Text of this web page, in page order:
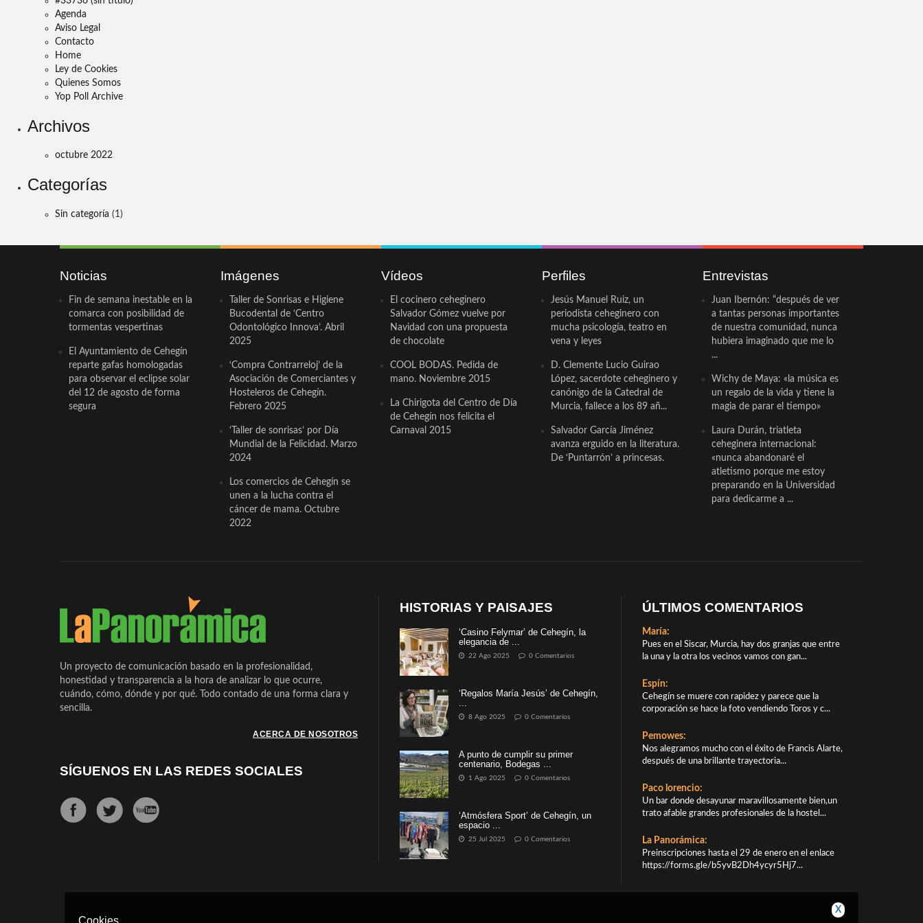
Agenda
Aviso Legal
Contacto
Home
Ley de Cookies
Quienes Somos
Yop Poll Archive
Archivos
octubre 2022
Categorías
Sin categoría (1)
Noticias
Fin de semana inestable en la
comarca con posibilidad de
tormentas vespertinas
El Ayuntamiento de Cehegín
reparte gafas homologadas
para observar el eclipse solar
del 12 de agosto de forma
segura
Imágenes
Taller de Sonrisas e Higiene
Bucodental de ‘Centro
Odontológico Innova’. Abril
2025
‘Compra Contrarreloj’ de la
Asociación de Comerciantes y
Hosteleros de Cehegín.
Febrero 2025
‘Taller de sonrisas’ por Día
Mundial de la Felicidad. Marzo
2024
Los comercios de Cehegín se
unen a la lucha contra el
cáncer de mama. Octubre
2022
Vídeos
El cocinero ceheginero
Salvador Gómez vuelve por
Navidad con una propuesta
de chocolate
COOL BODAS. Pedida de
mano. Noviembre 2015
La Chirigota del Centro de Día
de Cehegín nos felicita el
Carnaval 2015
Perfiles
Jesús Manuel Ruiz, un
periodista ceheginero con
mucha psicología, teatro en
vena y leyes
D. Clemente Lucio Guirao
López, sacerdote ceheginero y
canónigo de la Catedral de
Murcia, fallece a los 89 añ...
Salvador García Jiménez
avanza erguido en la literatura.
De ‘Puntarrón’ a princesas.
Entrevistas
Juan Ibernón: “después de ver
a tantas personas importantes
de nuestra comunidad, nunca
hubiera imaginado que me lo
...
Wichy de Maya: «la música es
un regalo de la vida y tiene la
magia de parar el tiempo»
Laura Durán, triatleta
ceheginera internacional:
«nunca abandonaré el
atletismo porque me estoy
preparando en la Universidad
para dedicarme a ...
Un proyecto de comunicación basado en la profesionalidad,
honestidad y transparencia a la hora de analizar lo que ocurre,
cuándo, cómo, dónde y por qué. Todo contado de una forma clara y
sencilla.
ACERCA DE NOSOTROS
SÍGUENOS EN LAS REDES SOCIALES
HISTORIAS Y PAISAJES
‘Casino Felymar’ de Cehegín, la
elegancia de ...
22 Ago 2025 0 Comentarios
‘Regalos María Jesús’ de Cehegín,
...
8 Ago 2025 0 Comentarios
A punto de cumplir su primer
centenario, Bodegas ...
1 Ago 2025 0 Comentarios
‘Atmósfera Sport’ de Cehegín, un
espacio ...
25 Jul 2025 0 Comentarios
ÚLTIMOS COMENTARIOS
María:
Pues en el Siscar, Murcia, hay dos granjas que entre
la una y la otra los vecinos vamos con gan...
Espín:
Cehegín se muere con rapidez y parece que la
corporación se hace la foto vendiendo Toros y c...
Pemowes:
Nos alegramos mucho con el éxito de Francis Alarte,
después de una brillante trayectoria...
Paco lorencio:
Un bar donde desayunar maravillosamente bien,un
trato afable grandes profesionales de la hostel...
La Panorámica:
Preinscripciones hasta el 29 de enero en el enlace
https://forms.gle/b5yvB2Dh4ycyr5Hj7...
X
Cookies